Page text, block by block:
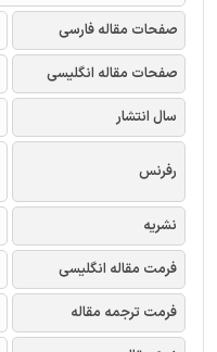
صفحات مقاله فارسی
صفحات مقاله انگلیسی
سال انتشار
رفرنس
نشریه
فرمت مقاله انگلیسی
فرمت ترجمه مقاله